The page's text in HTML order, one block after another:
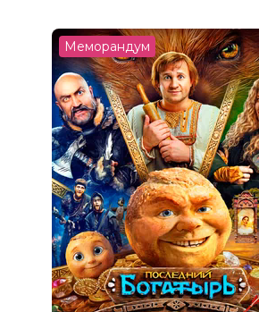
Меморандум